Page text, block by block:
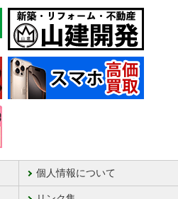
個人情報について